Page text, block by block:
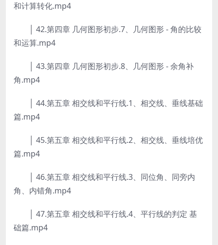
和计算转化.mp4
│ 42.第四章 几何图形初步.7、几何图形 - 角的比较
和运算.mp4
│ 43.第四章 几何图形初步.8、几何图形 - 余角补
角.mp4
│ 44.第五章 相交线和平行线.1、相交线、垂线基础
篇.mp4
│ 45.第五章 相交线和平行线.2、相交线、垂线培优
篇.mp4
│ 46.第五章 相交线和平行线.3、同位角、同旁内
角、内错角.mp4
│ 47.第五章 相交线和平行线.4、平行线的判定 基
础篇.mp4